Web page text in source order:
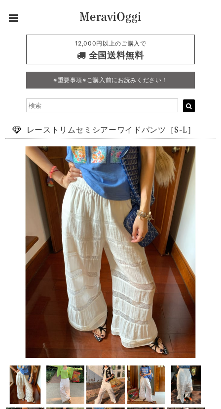
12,000円以上のご購入で
全国送料無料
※重要事項※ご購入前にお読みください！
レーストリムセミシアーワイドパンツ［S-L］